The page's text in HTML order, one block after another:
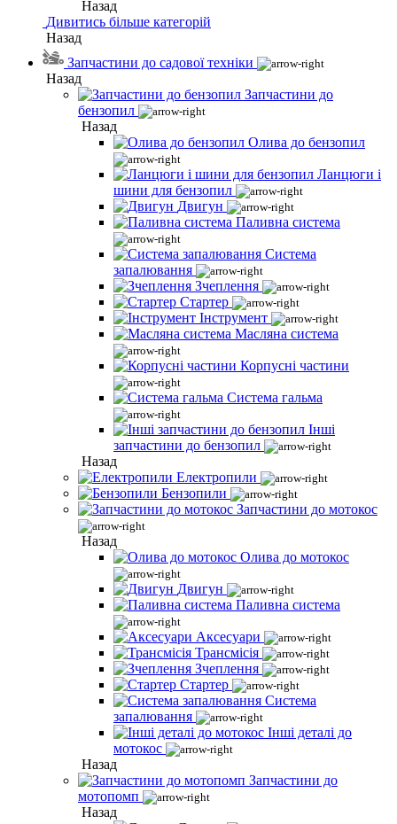
Назад
Дивитись більше категорій
Назад
Запчастини до садової техніки
Назад
Запчастини до
бензопил
Назад
Олива до бензопил
Ланцюги і
шини для бензопил
Двигун
Паливна система
Система
запалювання
Зчеплення
Стартер
Інструмент
Масляна система
Корпусні частини
Система гальма
Інші
запчастини до бензопил
Назад
Електропили
Бензопили
Запчастини до мотокос
Назад
Олива до мотокос
Двигун
Паливна система
Аксесуари
Трансмісія
Зчеплення
Стартер
Система
запалювання
Інші деталі до
мотокос
Назад
Запчастини до
мотопомп
Назад